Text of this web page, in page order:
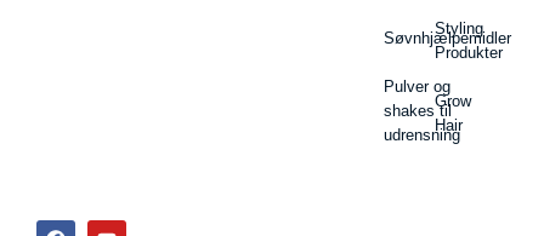
Søvnhjælpemidler
Pulver og
shakes til
udrensning
Styling
Produkter
Grow
Hair